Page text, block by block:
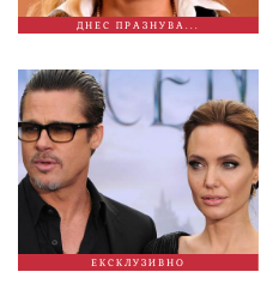
ДНЕС ПРАЗНУВА...
ЕКСКЛУЗИВНО